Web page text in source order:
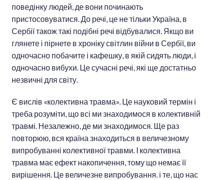
поведінку людей, де вони починають
пристосовуватися. До речі, це не тільки Україна, в
Сербії також такі подібні речі відбувалися. Якщо ви
глянете і пірнете в хроніку світлин війни в Сербії, ви
одночасно побачите і кафешку, в якій сидять люди, і
одночасно вибухи. Це сучасні речі, які ще достатньо
незвичні для світу.
Є вислів «колективна травма». Це науковий термін і
треба розуміти, що всі ми знаходимося в колективній
травмі. Незалежно, де ми знаходимося. Ще раз
повторюю, вся країна знаходиться в величезному
випробуванні колективної травми. І колективна
травма має ефект накопичення, тому що немає її
вирішення. Це величезне випробування. і те, що нас